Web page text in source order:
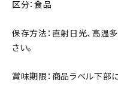
区分：食品
保存方法：直射日光、高温
さい。
賞味期限：商品ラベル下部